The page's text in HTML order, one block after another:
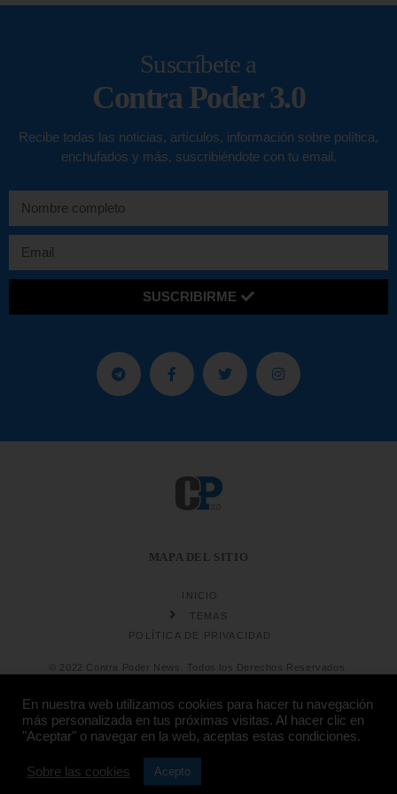
Suscríbete a
Contra Poder 3.0
Recibe todas las noticias, artículos, información sobre política,
enchufados y más, suscribiéndote con tu email.
SUSCRIBIRME
MAPA DEL SITIO
INICIO
TEMAS
POLÍTICA DE PRIVACIDAD
© 2022 Contra Poder News. Todos los Derechos Reservados.
Diseño web
En nuestra web utilizamos cookies para hacer tu navegación
más personalizada en tus próximas visitas. Al hacer clic en
"Aceptar" o navegar en la web, aceptas estas condiciones.
Sobre las cookies Acepto